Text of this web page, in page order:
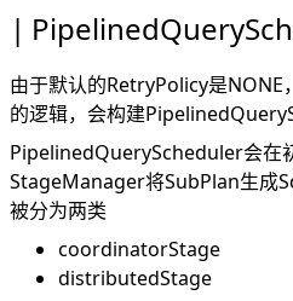
由于默认的RetryPolicy是NONE
的逻辑，会构建
PipelinedQueryScheduler会在
StageManager将SubPlan生成
被分为两类
coordinatorStage
distributedStage